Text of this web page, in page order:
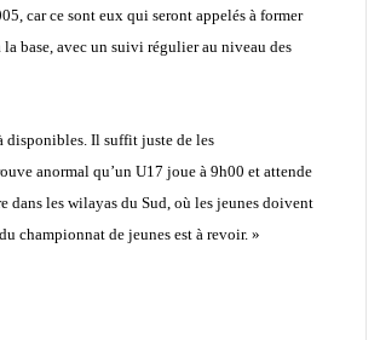
car ce sont eux qui seront appelés à former
base, avec un suivi régulier au niveau des
disponibles. Il suffit juste de les
anormal qu’un U17 joue à 9h00 et attende
dans les wilayas du Sud, où les jeunes doivent
championnat de jeunes est à revoir. »